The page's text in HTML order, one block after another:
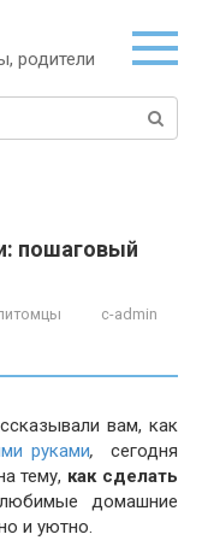
родители
пошаговый
c-admin
вам, как
руками,
сегодня
тему, как сделать
домашние
и уютно.